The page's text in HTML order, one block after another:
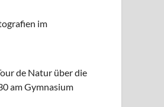
im
de Natur über die
am Gymnasium